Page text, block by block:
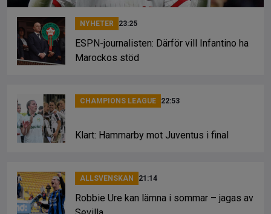
NYHETER 23:25
ESPN-journalisten: Därför vill Infantino ha
Marockos stöd
CHAMPIONS LEAGUE 22:53
Klart: Hammarby mot Juventus i final
ALLSVENSKAN 21:14
Robbie Ure kan lämna i sommar – jagas av